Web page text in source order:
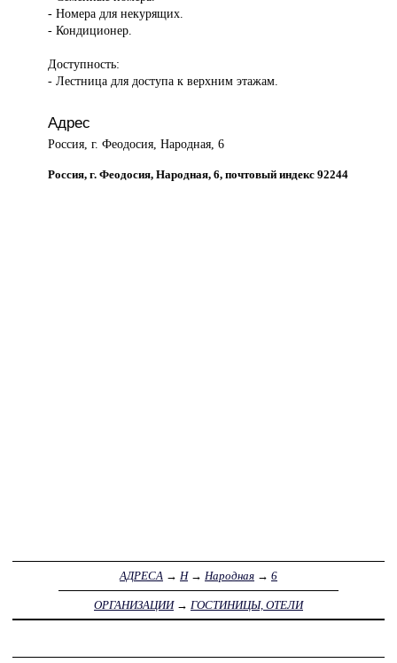
- Номера для некурящих.
- Кондиционер.
Доступность:
- Лестница для доступа к верхним этажам.
Адрес
Россия, г. Феодосия, Народная, 6
Россия, г. Феодосия, Народная, 6, почтовый индекс 92244
АДРЕСА → Н→ Народная → 6
ОРГАНИЗАЦИИ→ ГОСТИНИЦЫ, ОТЕЛИ